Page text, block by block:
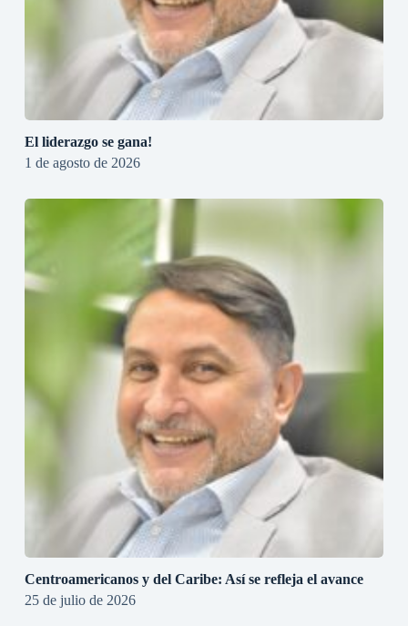
El liderazgo se gana!
1 de agosto de 2026
Centroamericanos y del Caribe: Así se refleja el avance
25 de julio de 2026